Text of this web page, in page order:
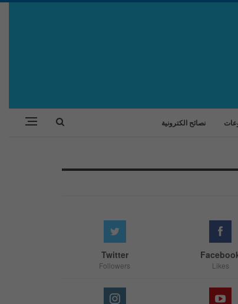
نصائح الكترونية
Likes
Twitter
Followers